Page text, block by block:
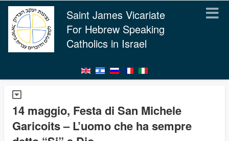
Saint James Vicariate
For Hebrew Speaking
Catholics in Israel
14 maggio, Festa di San Michele
Garicoits – L’uomo che ha sempre